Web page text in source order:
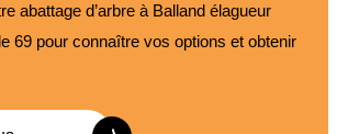
abattage d’arbre à Balland élagueur
69 pour connaître vos options et obtenir